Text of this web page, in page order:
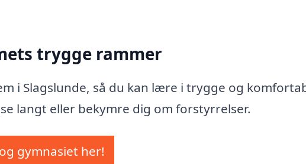
trygge rammer
i Slagslunde, så du kan lære i trygge og
langt eller bekymre dig om forstyrrelser.
gymnasiet her!